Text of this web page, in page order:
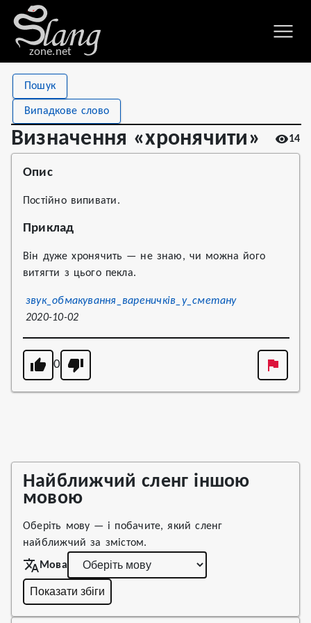
zone.net
Пошук
Випадкове слово
Визначення «хронячити» 14
Визначення «хронячити»
Stat
Views
Definitions 1
Опис
Постійно випивати.
Приклад
Він дуже хронячить — не знаю, чи можна його
витягти з цього пекла.
звук_обмакування_вареничків_у_сметану
2020-10-02
0
Найближчий сленг іншою
мовою
Оберіть мову — і побачите, який сленг
найближчий за змістом.
Мова
Показати збіги